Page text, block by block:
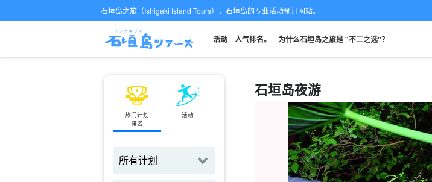
石垣岛之旅（Ishigaki Island Tours），石垣岛的专业活动预订网站。
活动 人气排名。 为什么石垣岛之旅是 "不二之选"？
热门计划
排名
活动
从现场。
搜索
可当天预订
规划
超值折扣
设计图
石垣岛夜游